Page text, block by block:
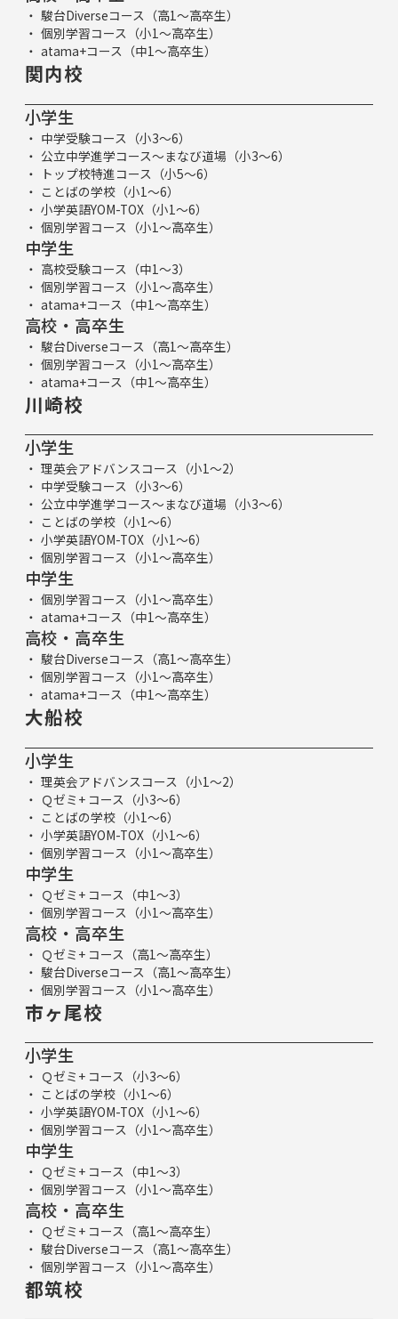
駿台Diverseコース（高1～高卒生）
個別学習コース（小1～高卒生）
atama+コース（中1～高卒生）
関内校
小学生
中学受験コース（小3～6）
公立中学進学コース～まなび道場（小3～6）
トップ校特進コース（小5～6）
ことばの学校（小1～6）
小学英語YOM-TOX（小1～6）
個別学習コース（小1～高卒生）
中学生
高校受験コース（中1～3）
個別学習コース（小1～高卒生）
atama+コース（中1～高卒生）
高校・高卒生
駿台Diverseコース（高1～高卒生）
個別学習コース（小1～高卒生）
atama+コース（中1～高卒生）
川崎校
小学生
理英会アドバンスコース（小1～2）
中学受験コース（小3～6）
公立中学進学コース～まなび道場（小3～6）
ことばの学校（小1～6）
小学英語YOM-TOX（小1～6）
個別学習コース（小1～高卒生）
中学生
個別学習コース（小1～高卒生）
atama+コース（中1～高卒生）
高校・高卒生
駿台Diverseコース（高1～高卒生）
個別学習コース（小1～高卒生）
atama+コース（中1～高卒生）
大船校
小学生
理英会アドバンスコース（小1～2）
Ｑゼミ+ コース（小3～6）
ことばの学校（小1～6）
小学英語YOM-TOX（小1～6）
個別学習コース（小1～高卒生）
中学生
Ｑゼミ+ コース（中1～3）
個別学習コース（小1～高卒生）
高校・高卒生
Ｑゼミ+ コース（高1～高卒生）
駿台Diverseコース（高1～高卒生）
個別学習コース（小1～高卒生）
市ヶ尾校
小学生
Ｑゼミ+ コース（小3～6）
ことばの学校（小1～6）
小学英語YOM-TOX（小1～6）
個別学習コース（小1～高卒生）
中学生
Ｑゼミ+ コース（中1～3）
個別学習コース（小1～高卒生）
高校・高卒生
Ｑゼミ+ コース（高1～高卒生）
駿台Diverseコース（高1～高卒生）
個別学習コース（小1～高卒生）
都筑校